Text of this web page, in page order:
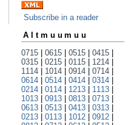
Subscribe in a reader
Altmuumuu
0715
0615 0515 0415
0315
0215 0115 1214
1114
1014 0914 0714
0614
0514 0414 0314
0214
0114 1213 1113
1013
0913 0813 0713
0613
0513 0413 0313
0213
0113 1012 0912